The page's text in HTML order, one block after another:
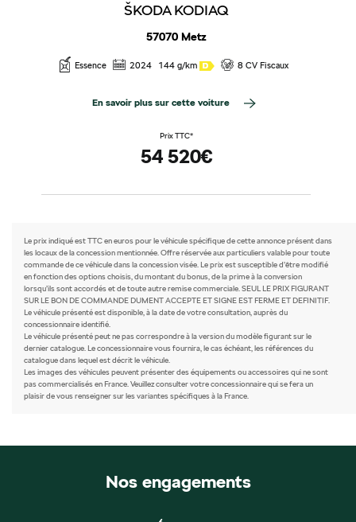
ŠKODA KODIAQ
57070 Metz
Essence 2024 144 g/km 8 CV Fiscaux
En savoir plus sur cette voiture
Prix TTC*
54 520€
Le prix indiqué est TTC en euros pour le véhicule spécifique de cette annonce présent dans
les locaux de la concession mentionnée. Offre réservée aux particuliers valable pour toute
commande de ce véhicule dans la concession visée. Le prix est susceptible d’être modifié
en fonction des options choisis, du montant du bonus, de la prime à la conversion
lorsqu’ils sont accordés et de toute autre remise commerciale. SEUL LE PRIX FIGURANT
SUR LE BON DE COMMANDE DUMENT ACCEPTE ET SIGNE EST FERME ET DEFINITIF.
Le véhicule présenté est disponible, à la date de votre consultation, auprès du
concessionnaire identifié.
Le véhicule présenté peut ne pas correspondre à la version du modèle figurant sur le
dernier catalogue. Le concessionnaire vous fournira, le cas échéant, les références du
catalogue dans lequel est décrit le véhicule.
Les images des véhicules peuvent présenter des équipements ou accessoires qui ne sont
pas commercialisés en France. Veuillez consulter votre concessionnaire qui se fera un
plaisir de vous renseigner sur les variantes spécifiques à la France.
Nos engagements